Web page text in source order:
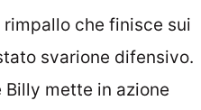
che finisce sui
svarione difensivo.
mette in azione